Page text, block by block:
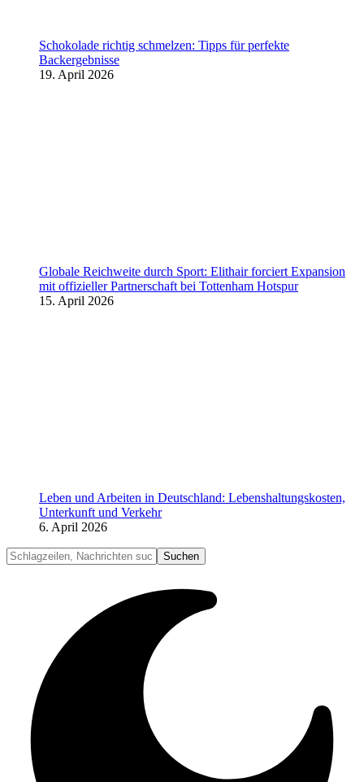
Schokolade richtig schmelzen: Tipps für perfekte
Backergebnisse
19. April 2026
Globale Reichweite durch Sport: Elithair forciert Expansion
mit offizieller Partnerschaft bei Tottenham Hotspur
15. April 2026
Leben und Arbeiten in Deutschland: Lebenshaltungskosten,
Unterkunft und Verkehr
6. April 2026